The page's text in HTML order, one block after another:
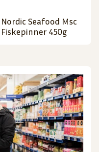
Nordic Seafood Msc
Fiskepinner 450g